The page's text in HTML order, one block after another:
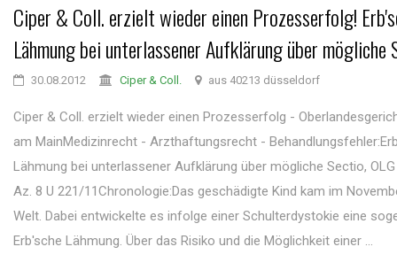
Ciper & Coll. erzielt wieder einen Prozesserfolg!
Lähmung bei unterlassener Aufklärung über mögliche
30.08.2012 Ciper & Coll. aus 40213 düsseldorf
Ciper & Coll. erzielt wieder einen Prozesserfolg -
am MainMedizinrecht - Arzthaftungsrecht -
Lähmung bei unterlassener Aufklärung über mögliche Sectio,
Az. 8 U 221/11Chronologie:Das geschädigte Kind kam im
Welt. Dabei entwickelte es infolge einer Schulterdystokie eine
Erb'sche Lähmung. Über das Risiko und die Möglichkeit einer ...